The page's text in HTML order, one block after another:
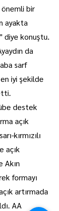
bir
ayakta
diye konuştu.
da
sarf
iyi şekilde
destek
açık
kırmızılı
açık
Akın
formayı
artırmada
AA